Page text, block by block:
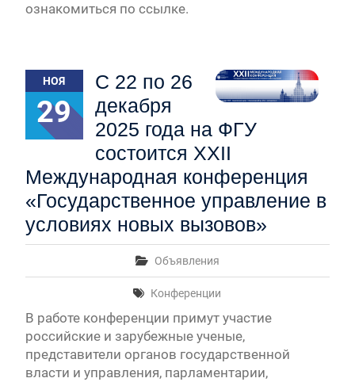
ознакомиться по ссылке.
НОЯ
29
С 22 по 26
декабря
2025 года на ФГУ
состоится XXII
Международная конференция
«Государственное управление в
условиях новых вызовов»
Объявления
Конференции
В работе конференции примут участие
российские и зарубежные ученые,
представители органов государственной
власти и управления, парламентарии,